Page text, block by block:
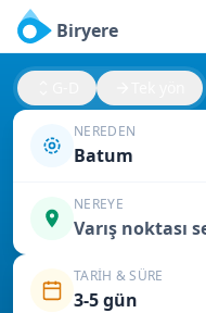
Biryere
NEREDEN
Batum
NEREYE
Varış noktası
TARIH & SÜRE
3-5 gün